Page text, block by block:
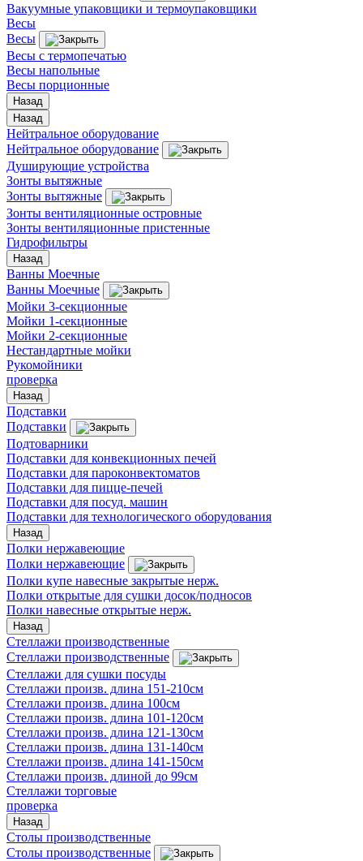
Вакуумные упаковщики и термоупаковщики
Весы
Весы
Весы с термопечатью
Весы напольные
Весы порционные
Назад
Назад
Нейтральное оборудование
Нейтральное оборудование
Душирующие устройства
Зонты вытяжные
Зонты вытяжные
Зонты вентиляционные островные
Зонты вентиляционные пристенные
Гидрофильтры
Назад
Ванны Моечные
Ванны Моечные
Мойки 3-секционные
Мойки 1-секционные
Мойки 2-секционные
Нестандартные мойки
Рукомойники
проверка
Назад
Подставки
Подставки
Подтоварники
Подставки для конвекционных печей
Подставки для пароконвектоматов
Подставки для пицце-печей
Подставки для посуд. машин
Подставки для технологического оборудования
Назад
Полки нержавеющие
Полки нержавеющие
Полки купе навесные закрытые нерж.
Полки открытые для сушки досок/подносов
Полки навесные открытые нерж.
Назад
Стеллажи производственные
Стеллажи производственные
Стеллажи для сушки посуды
Стеллажи произв. длина 151-210см
Стеллажи произв. длина 100см
Стеллажи произв. длина 101-120см
Стеллажи произв. длина 121-130см
Стеллажи произв. длина 131-140см
Стеллажи произв. длина 141-150см
Стеллажи произв. длиной до 99см
Стеллажи торговые
проверка
Назад
Столы производственные
Столы производственные